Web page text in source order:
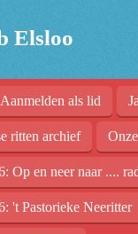
Elsloo
Aanmelden als lid
ritten archief
Op en neer naar ....
't Pastorieke Neeritter